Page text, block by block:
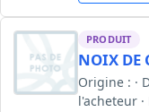
PRODUIT
NOIX DE
Origine : ·
l'acheteur